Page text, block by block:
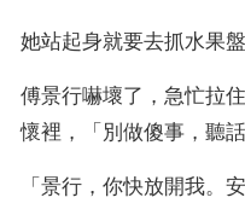
她站起身就要去抓水果盤
傅景行嚇壞了，急忙拉
懷裡，「別做傻事，聽話
「景行，你快放開我。